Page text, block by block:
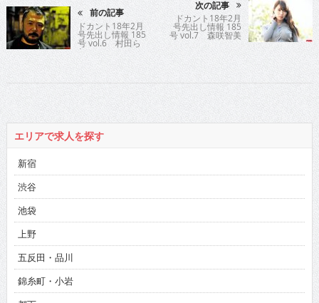
前の記事
ドカント18年2月
号先出し情報 185
号 vol.6 村田ら
む
次の記事
ドカント18年2月
号先出し情報 185
号 vol.7 森咲智美
エリアで求人を探す
新宿
渋谷
池袋
上野
五反田・品川
錦糸町・小岩